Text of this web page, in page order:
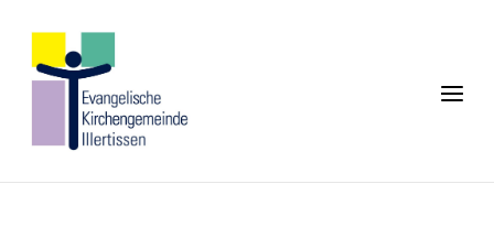
content
Home
Menu